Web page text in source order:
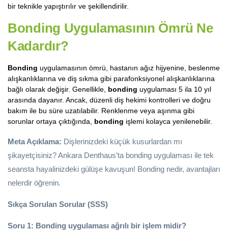
bir teknikle yapıştırılır ve şekillendirilir.
Bonding Uygulamasının Ömrü Ne
Kadardır?
Bonding uygulamasının ömrü, hastanın ağız hijyenine, beslenme
alışkanlıklarına ve diş sıkma gibi parafonksiyonel alışkanlıklarına
bağlı olarak değişir. Genellikle, bonding uygulaması 5 ila 10 yıl
arasında dayanır. Ancak, düzenli diş hekimi kontrolleri ve doğru
bakım ile bu süre uzatılabilir. Renklenme veya aşınma gibi
sorunlar ortaya çıktığında, bonding işlemi kolayca yenilenebilir.
Meta Açıklama: Dişlerinizdeki küçük kusurlardan mı
şikayetçisiniz? Ankara Denthaus’ta bonding uygulaması ile tek
seansta hayalinizdeki gülüşe kavuşun! Bonding nedir, avantajları
nelerdir öğrenin.
Sıkça Sorulan Sorular (SSS)
Soru 1: Bonding uygulaması ağrılı bir işlem midir?